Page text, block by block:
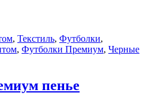
, Текстиль, Футболки,
, Футболки Премиум, Черные
пенье